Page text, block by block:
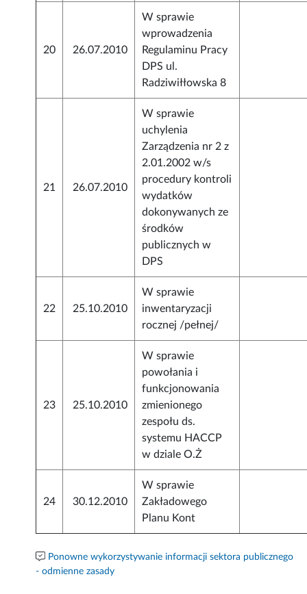
20 26.07.2010
W sprawie
wprowadzenia
Regulaminu Pracy
DPS ul.
Radziwiłłowska 8
21 26.07.2010
W sprawie
uchylenia
Zarządzenia nr 2 z
2.01.2002 w/s
procedury kontroli
wydatków
dokonywanych ze
środków
publicznych w
DPS
22 25.10.2010
W sprawie
inwentaryzacji
rocznej /pełnej/
23 25.10.2010
W sprawie
powołania i
funkcjonowania
zmienionego
zespołu ds.
systemu HACCP
w dziale O.Ż
24 30.12.2010
W sprawie
Zakładowego
Planu Kont
Ponowne wykorzystywanie informacji sektora publicznego
- odmienne zasady